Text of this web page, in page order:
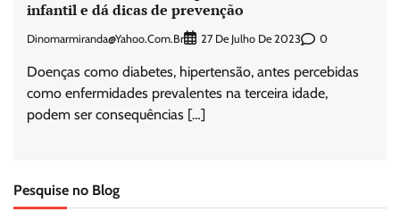
infantil e dá dicas de prevenção
Dinomarmiranda@yahoo.com.br 27 De Julho De 2023 0
Doenças como diabetes, hipertensão, antes percebidas
como enfermidades prevalentes na terceira idade,
podem ser consequências […]
Pesquise no Blog